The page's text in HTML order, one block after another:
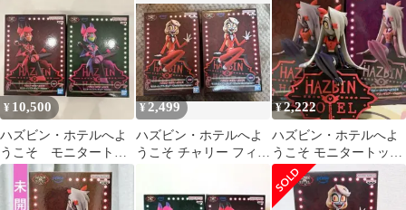
トセット
そ チャーリー・モーニ
ングスター B BANDAI
NAMCO/バンダイナム
コ pr01944
¥ 10,500
ハズビン・ホテルへよ
うこそ モニタートッ
プフィギュア アラス
ター 2種セット
¥ 2,499
ハズビン・ホテルへよ
うこそ チャリー フィギ
¥2,222
ハズビン・ホテルへよ
うこそ モニタートップ
フィギュア ヴァギー 2
種セット